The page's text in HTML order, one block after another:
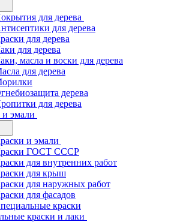
для дерева
для дерева
для дерева
для дерева
масла и воски для дерева
для дерева
дерева
для дерева
эмали
и эмали
ГОСТ СССР
для внутренних работ
для крыш
для наружных работ
для фасадов
краски
краски и лаки